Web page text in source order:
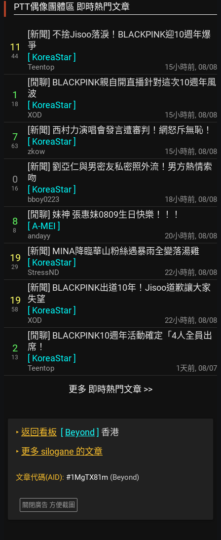
PTT偶像團體區 即時熱門文章
11
44
[新聞] 不捨Jisoo落淚！BLACKPINK迎10週年爆
爭
[ KoreaStar]
Teentop 15小時前, 08/08
1
18
[閒聊] BLACKPINK親自開直播針對這次10週年風
波
[ KoreaStar]
XOD 15小時前, 08/08
7
63
[新聞] 西村力演唱會發言遭審判！網怒斥無恥！
[ KoreaStar]
zkow 15小時前, 08/08
0
16
[新聞] 劉亞仁與男密友私密照外流！男方熱情索
吻
[ KoreaStar]
bboy0223 18小時前, 08/08
8
8
[閒聊] 妹神 張惠妹0809生日快樂！！！
[A-MEI ]
andayy 20小時前, 08/08
19
29
[新聞] MINA降臨華山粉絲遇暴雨全變落湯雞
[ KoreaStar]
StressND 22小時前, 08/08
19
58
[新聞] BLACKPINK出道10年！Jisoo道歉讓大家
失望
[ KoreaStar]
XOD 22小時前, 08/08
2
13
[閒聊] BLACKPINK10週年活動確定「4人全員出
席！
[ KoreaStar]
Teentop 1天前, 08/07
更多 即時熱門文章 >>
‣ 返回看板 [ Beyond ] 香港
‣ 更多 silogane 的文章
文章代碼(AID): #1MgTX81m (Beyond)
關閉廣告 方便截圖